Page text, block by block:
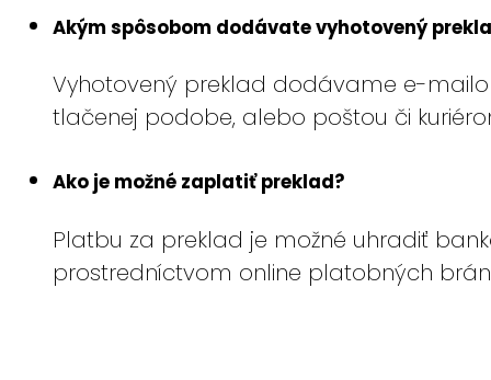
Akým spôsobom dodávate vyhotovený
Vyhotovený preklad dodávame e-
tlačenej podobe, alebo poštou či
Ako je možné zaplatiť preklad?
Platbu za preklad je možné uhradiť
prostredníctvom online platobných